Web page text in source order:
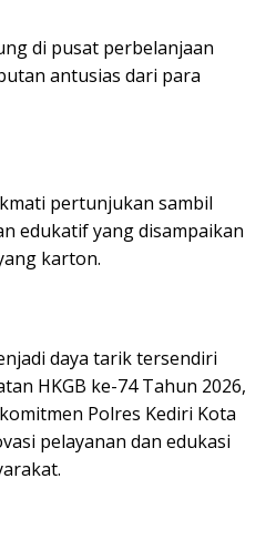
di pusat perbelanjaan
antusias dari para
pertunjukan sambil
edukatif yang disampaikan
karton.
daya tarik tersendiri
HKGB ke-74 Tahun 2026,
Polres Kediri Kota
pelayanan dan edukasi